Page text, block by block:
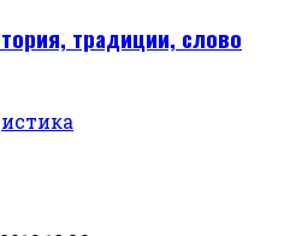
традиции, слово